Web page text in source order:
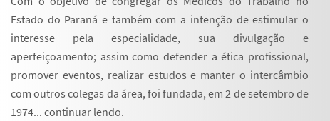
Estado do Paraná e também com a intenção de estimular o
interesse pela especialidade, sua divulgação e
aperfeiçoamento; assim como defender a ética profissional,
promover eventos, realizar estudos e manter o intercâmbio
com outros colegas da área, foi fundada, em 2 de setembro de
1974... continuar lendo.